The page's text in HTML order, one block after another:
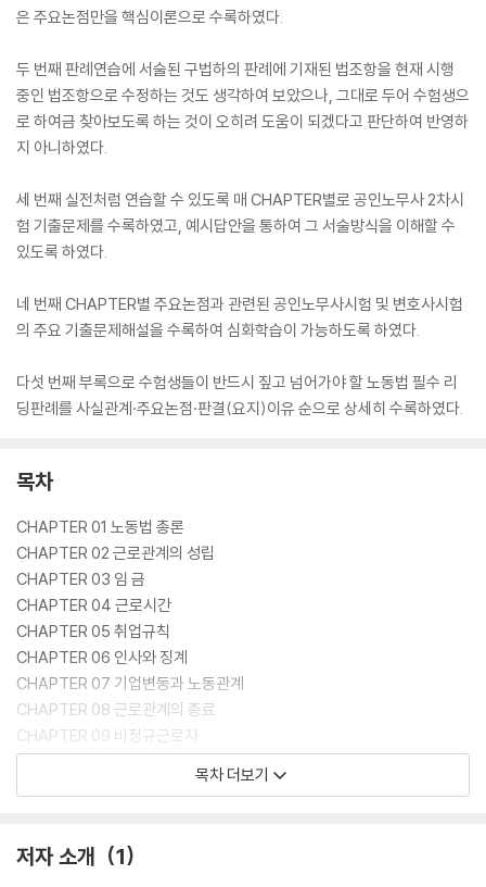
은 주요논점만을 핵심이론으로 수록하였다.
두 번째 판례연습에 서술된 구법하의 판례에 기재된 법조항을 현재 시행
중인 법조항으로 수정하는 것도 생각하여 보았으나, 그대로 두어 수험생으
로 하여금 찾아보도록 하는 것이 오히려 도움이 되겠다고 판단하여 반영하
지 아니하였다.
세 번째 실전처럼 연습할 수 있도록 매 CHAPTER별로 공인노무사 2차시
험 기출문제를 수록하였고, 예시답안을 통하여 그 서술방식을 이해할 수
있도록 하였다.
네 번째 CHAPTER별 주요논점과 관련된 공인노무사시험 및 변호사시험
의 주요 기출문제해설을 수록하여 심화학습이 가능하도록 하였다.
다섯 번째 부록으로 수험생들이 반드시 짚고 넘어가야 할 노동법 필수 리
딩판례를 사실관계·주요논점·판결(요지)이유 순으로 상세히 수록하였다.
목차
CHAPTER 01 노동법 총론
CHAPTER 02 근로관계의 성립
CHAPTER 03 임 금
CHAPTER 04 근로시간
CHAPTER 05 취업규칙
CHAPTER 06 인사와 징계
CHAPTER 07 기업변동과 노동관계
CHAPTER 08 근로관계의 종료
CHAPTER 09 비정규근로자
CHAPTER 10 업무상 재해
CHAPTER 14 쟁의행위
목차 더보기
저자 소개 1